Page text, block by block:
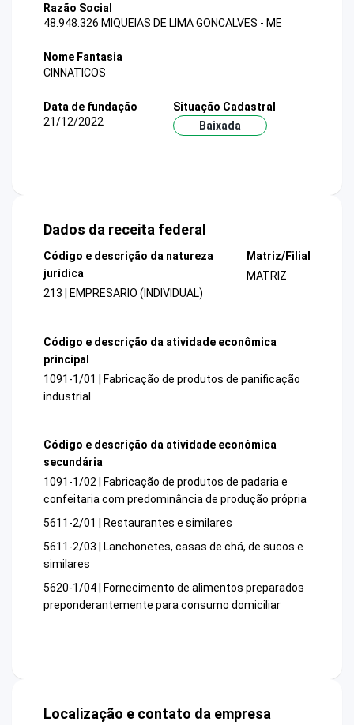
Razão Social
48.948.326 MIQUEIAS DE LIMA GONCALVES - ME
Nome Fantasia
CINNATICOS
Data de fundação
21/12/2022
Situação Cadastral
Baixada
Dados da receita federal
Código e descrição da natureza
jurídica
213 | EMPRESARIO (INDIVIDUAL)
Matriz/Filial
MATRIZ
Código e descrição da atividade econômica
principal
1091-1/01 | Fabricação de produtos de panificação
industrial
Código e descrição da atividade econômica
secundária
1091-1/02 | Fabricação de produtos de padaria e
confeitaria com predominância de produção própria
5611-2/01 | Restaurantes e similares
5611-2/03 | Lanchonetes, casas de chá, de sucos e
similares
5620-1/04 | Fornecimento de alimentos preparados
preponderantemente para consumo domiciliar
Localização e contato da empresa